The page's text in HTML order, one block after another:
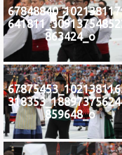
863424_o
859648_o